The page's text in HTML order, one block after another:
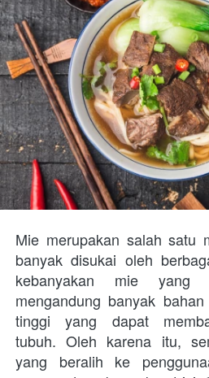
Mie merupakan salah satu
banyak disukai oleh
kebanyakan mie
mengandung banyak
tinggi yang dapat
tubuh. Oleh karena itu,
yang beralih ke